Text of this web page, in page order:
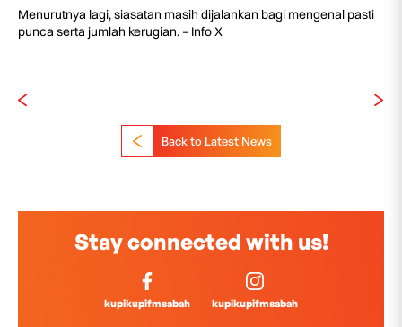
Menurutnya lagi, siasatan masih dijalankan bagi mengenal pasti
punca serta jumlah kerugian. – Info X
Back to Latest News
Stay connected with us!
kupikupifmsabah kupikupifmsabah